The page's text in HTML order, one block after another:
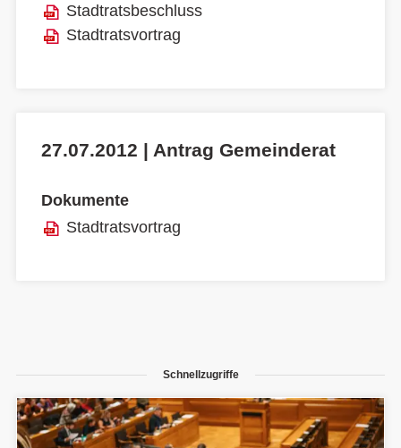
Stadtratsbeschluss
Stadtratsvortrag
27.07.2012 | Antrag Gemeinderat
Dokumente
Stadtratsvortrag
Schnellzugriffe